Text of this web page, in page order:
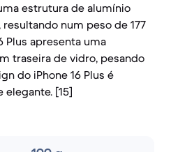
estrutura de alumínio
num peso de 177
Plus apresenta uma
traseira de vidro, pesando
do iPhone 16 Plus é
[15]